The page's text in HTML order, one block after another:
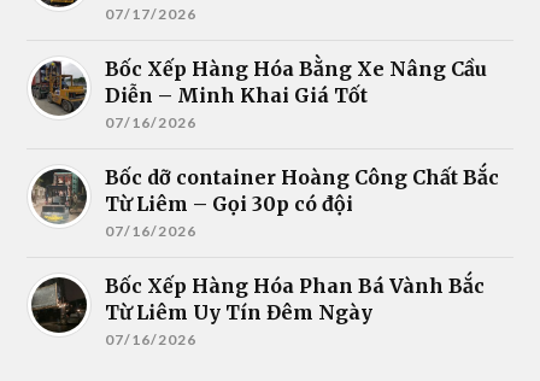
07/17/2026
Bốc Xếp Hàng Hóa Bằng Xe Nâng Cầu
Diễn – Minh Khai Giá Tốt
07/16/2026
Bốc dỡ container Hoàng Công Chất Bắc
Từ Liêm – Gọi 30p có đội
07/16/2026
Bốc Xếp Hàng Hóa Phan Bá Vành Bắc
Từ Liêm Uy Tín Đêm Ngày
07/16/2026